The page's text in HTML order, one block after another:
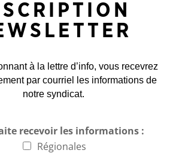
à la lettre d’info, vous recevrez
par courriel les informations de
notre syndicat.
recevoir les informations :
Régionales